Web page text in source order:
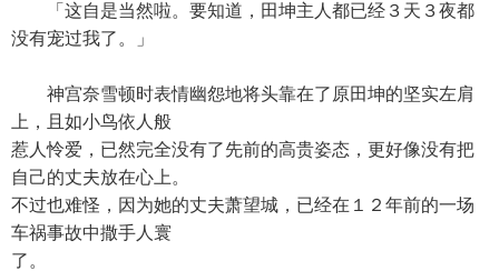
「这自是当然啦。要知道，田坤主人都已经３天３夜都
没有宠过我了。」
神宫奈雪顿时表情幽怨地将头靠在了原田坤的坚实左肩
上，且如小鸟依人般
惹人怜爱，已然完全没有了先前的高贵姿态，更好像没有把
自己的丈夫放在心上。
不过也难怪，因为她的丈夫萧望城，已经在１２年前的一场
车祸事故中撒手人寰
了。